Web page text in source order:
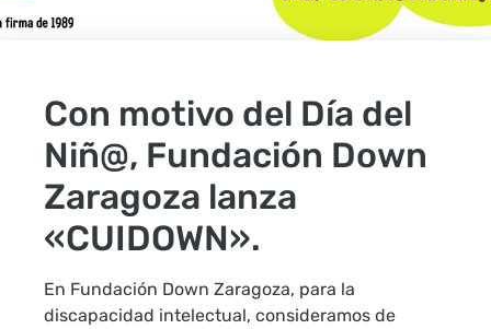
Con motivo del Día del
Niñ@, Fundación Down
Zaragoza lanza
«CUIDOWN».
En Fundación Down Zaragoza, para la
discapacidad intelectual, consideramos de